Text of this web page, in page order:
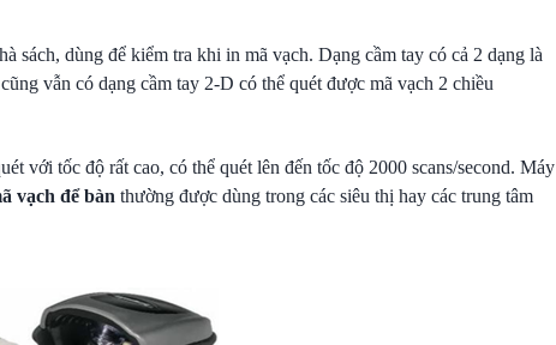
sách, dùng để kiểm tra khi in mã vạch. Dạng cầm tay có cả 2 dạng là
vẫn có dạng cầm tay 2-D có thể quét được mã vạch 2 chiều
với tốc độ rất cao, có thể quét lên đến tốc độ 2000 scans/second. Máy
vạch để bàn thường được dùng trong các siêu thị hay các trung tâm